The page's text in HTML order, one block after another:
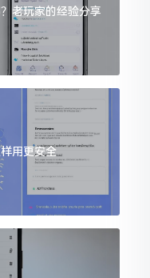
老玩家的经验分享
用更安全